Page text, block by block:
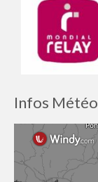
Infos Météo